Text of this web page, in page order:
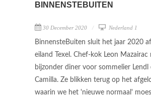
BINNENSTEBUITEN
30 December 2020 Nederland 1
BinnensteBuiten sluit het jaar 2020
eiland Texel. Chef-kok Leon Mazairac
bijzonder diner voor sommelier Lendl
Camilla. Ze blikken terug op het
waarin we het 'nieuwe normaal'